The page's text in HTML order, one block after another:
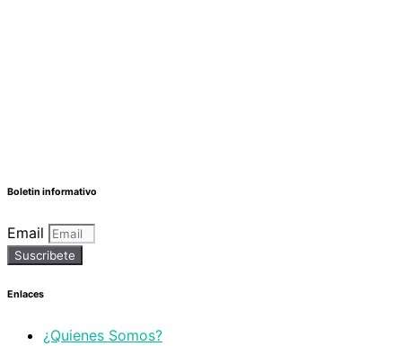
Boletin informativo
Email
Suscribete
Enlaces
¿Quienes Somos?